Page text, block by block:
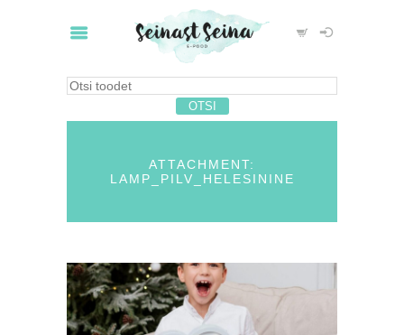
ATTACHMENT:
LAMP_PILV_HELESININE